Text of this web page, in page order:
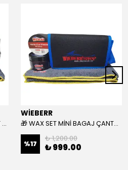
🎁 KOLAY SERAMİK & WAX SET MİNİ BAGAJ ÇANTASI HEDİYELİ 🎁
WİEBERR
🎁 WAX SET MİNİ BAGAJ ÇANTASI HEDİYELİ 🎁
%17
₺ 1,200.00
₺ 999.00